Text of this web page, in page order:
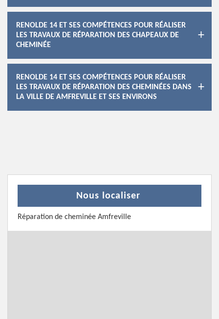
RENOLDE 14 ET SES COMPÉTENCES POUR RÉALISER
LES TRAVAUX DE RÉPARATION DES CHAPEAUX DE
CHEMINÉE
RENOLDE 14 ET SES COMPÉTENCES POUR RÉALISER
LES TRAVAUX DE RÉPARATION DES CHEMINÉES DANS
LA VILLE DE AMFREVILLE ET SES ENVIRONS
Nous localiser
Réparation de cheminée Amfreville